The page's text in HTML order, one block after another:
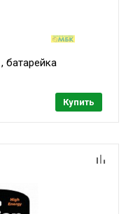
батарейка
Купить